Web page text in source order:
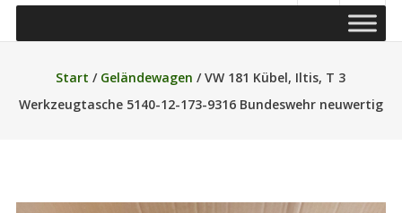
Start / Geländewagen / VW 181 Kübel, Iltis, T 3
Werkzeugtasche 5140-12-173-9316 Bundeswehr neuwertig